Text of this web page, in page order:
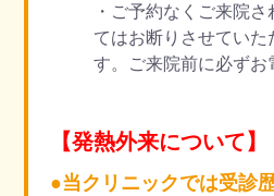
・ご予約なくご来院
てはお断りさせていた
す。ご来院前に必ずお
【発熱外来について】
●当クリニックでは受診